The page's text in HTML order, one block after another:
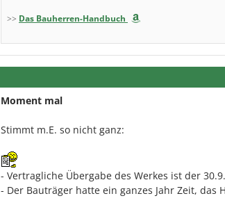
>> Das Bauherren-Handbuch
Moment mal
Stimmt m.E. so nicht ganz:
- Vertragliche Übergabe des Werkes ist der 30.9.
- Der Bauträger hatte ein ganzes Jahr Zeit, das